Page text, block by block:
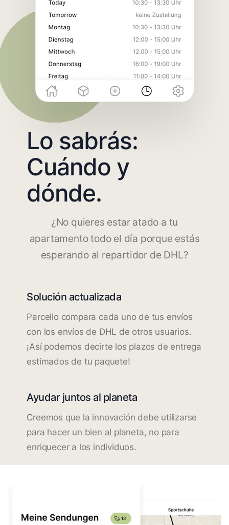
Lo sabrás:
Cuándo y
dónde.
¿No quieres estar atado a tu
apartamento todo el día porque estás
esperando al repartidor de DHL?
Solución actualizada
Parcello compara cada uno de tus envíos
con los envíos de DHL de otros usuarios.
¡Así podemos decirte los plazos de entrega
estimados de tu paquete!
Ayudar juntos al planeta
Creemos que la innovación debe utilizarse
para hacer un bien al planeta, no para
enriquecer a los individuos.